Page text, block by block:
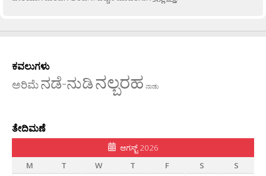
ಕವಲುಗಳು
ಅರಿಮೆನಡೆ-ನುಡಿನಲ್ಬರಹ ನಾಡು
ತೇದಿಮಣೆ
ಆಗಸ್ಟ್ 2026
M
T W T F S
S